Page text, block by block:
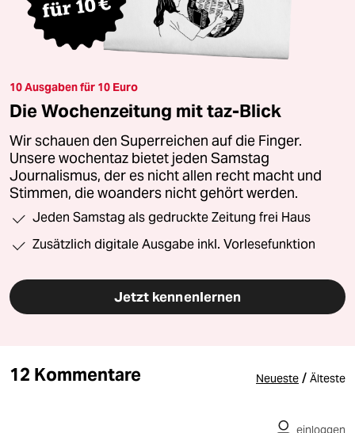
10 Ausgaben für 10 Euro
Die Wochenzeitung mit taz-Blick
Wir schauen den Superreichen auf die Finger.
Unsere wochentaz bietet jeden Samstag
Journalismus, der es nicht allen recht macht und
Stimmen, die woanders nicht gehört werden.
Jeden Samstag als gedruckte Zeitung frei Haus
Zusätzlich digitale Ausgabe inkl. Vorlesefunktion
Jetzt kennenlernen
12 Kommentare Neueste / Älteste
einloggen